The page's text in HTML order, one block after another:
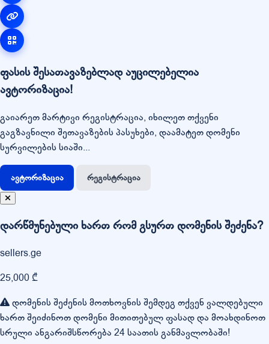
ფასის შესათავაზებლად აუცილებელია
ავტორიზაცია!
გაიარეთ მარტივი რეგისტრაცია, იხილეთ თქვენი
გაგზავნილი შეთავაზების პასუხები, დაამატეთ დომენი
სურვილების სიაში...
ავტორიზაცია რეგისტრაცია
დარწმუნებული ხართ რომ გსურთ დომენის შეძენა?
sellers.ge
25,000 ₾
დომენის შეძენის მოთხოვნის შემდეგ თქვენ ვალდებული
ხართ შეიძინოთ დომენი მითითებულ ფასად და მოახდინოთ
სრული ანგარიშსწორება 24 საათის განმავლობაში!